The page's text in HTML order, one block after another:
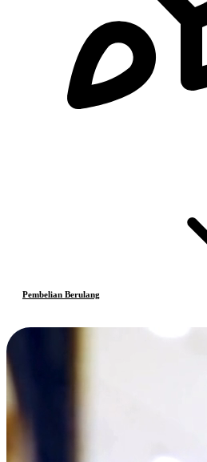
Pembelian Berulang